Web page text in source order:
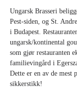
Ungarsk Brasseri
Pest-siden, og St.
i Budapest.
ungarsk/kontinental
som gjør restauranten
familievingård i
Dette er en av de mest
sikkerstikk!